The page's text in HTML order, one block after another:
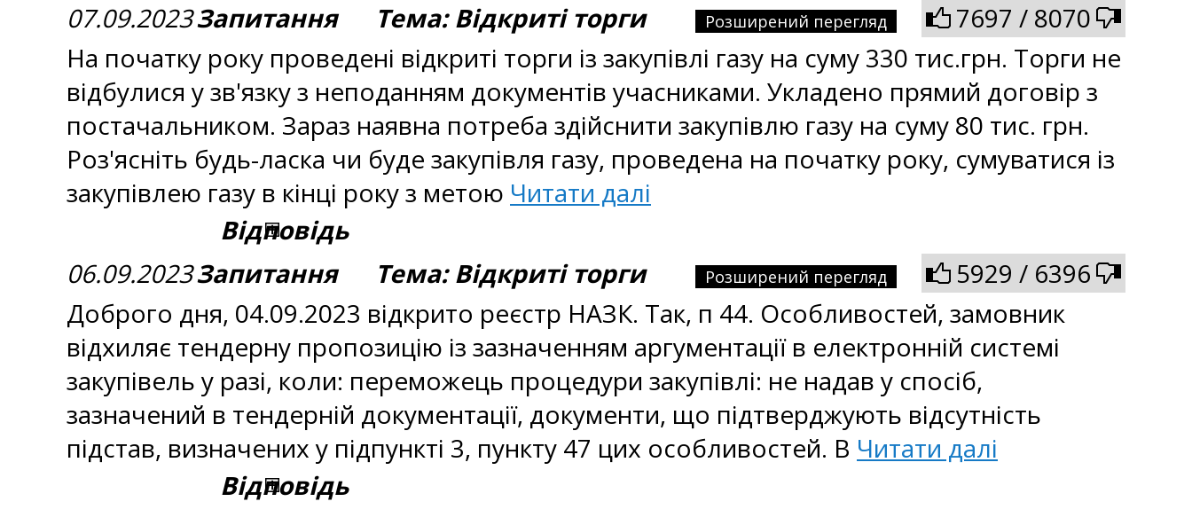
07.09.2023Запитання Тема: Відкриті торги Розширений перегляд
7697 / 8070
На початку року проведені відкриті торги із закупівлі газу на суму 330 тис.грн. Торги не
відбулися у зв'язку з неподанням документів учасниками. Укладено прямий договір з
постачальником. Зараз наявна потреба здійснити закупівлю газу на суму 80 тис. грн.
Роз'ясніть будь-ласка чи буде закупівля газу, проведена на початку року, сумуватися із
закупівлею газу в кінці року з метою Читати далі
Відповідь
06.09.2023Запитання Тема: Відкриті торги Розширений перегляд
5929 / 6396
Доброго дня, 04.09.2023 відкрито реєстр НАЗК. Так, п 44. Особливостей, замовник
відхиляє тендерну пропозицію із зазначенням аргументації в електронній системі
закупівель у разі, коли: переможець процедури закупівлі: не надав у спосіб,
зазначений в тендерній документації, документи, що підтверджують відсутність
підстав, визначених у підпункті 3, пункту 47 цих особливостей. В Читати далі
Відповідь